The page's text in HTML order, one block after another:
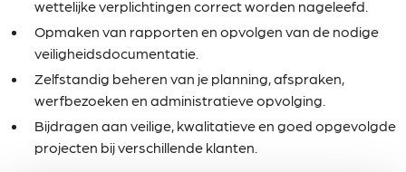
wettelijke verplichtingen correct worden nageleefd.
Opmaken van rapporten en opvolgen van de nodige
veiligheidsdocumentatie.
Zelfstandig beheren van je planning, afspraken,
werfbezoeken en administratieve opvolging.
Bijdragen aan veilige, kwalitatieve en goed opgevolgde
projecten bij verschillende klanten.